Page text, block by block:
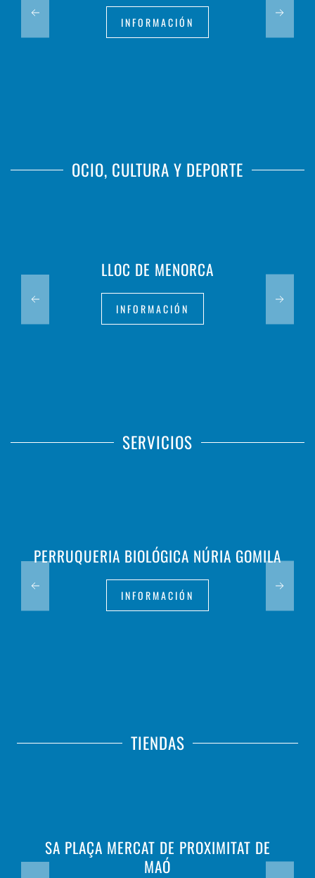
INFORMACIÓN
OCIO, CULTURA Y DEPORTE
LLOC DE MENORCA
INFORMACIÓN
SERVICIOS
PERRUQUERIA BIOLÓGICA NÚRIA GOMILA
INFORMACIÓN
TIENDAS
SA PLAÇA MERCAT DE PROXIMITAT DE
MAÓ